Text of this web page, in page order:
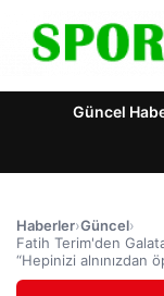
Güncel
Haberler›Güncel›
Fatih Terim'den
“Hepinizi alnınızdan